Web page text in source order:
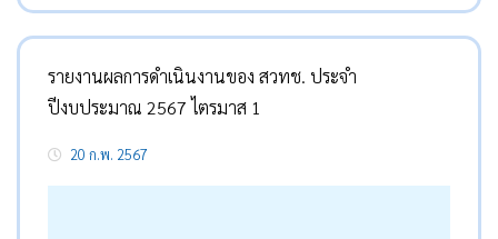
รายงานผลการดำเนินงานของ สวทช. ประจำ
ปีงบประมาณ 2567 ไตรมาส 1
20 ก.พ. 2567